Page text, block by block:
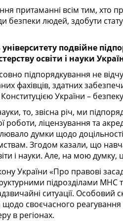
притаманні всім тим, хто
безпеки людей, здобути
подвійне
освіти і науки
підпорядкування не
фахівців, здатних
України –
то, звісна річ, ми
ліцензування та
думки щодо
Згодом казали, що
і науки. Але, на мою
України «Про правові
підрозділами МНС
ситуації. Особовий
своєчасного реагування
в регіонах.